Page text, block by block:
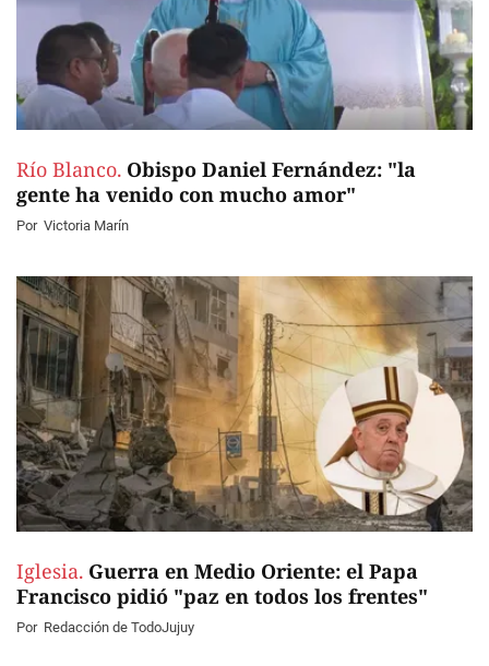
Río Blanco. Obispo Daniel Fernández: "la
gente ha venido con mucho amor"
Por Victoria Marín
Iglesia. Guerra en Medio Oriente: el Papa
Francisco pidió "paz en todos los frentes"
Por Redacción de TodoJujuy